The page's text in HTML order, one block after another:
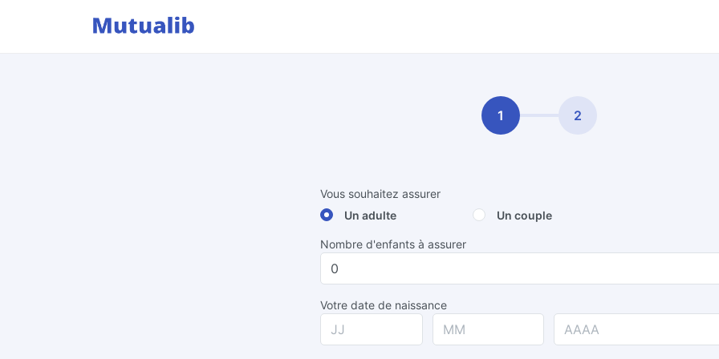
1 2
Vous souhaitez assurer
Un adulte
Un couple
Nombre d'enfants à assurer
Votre date de naissance